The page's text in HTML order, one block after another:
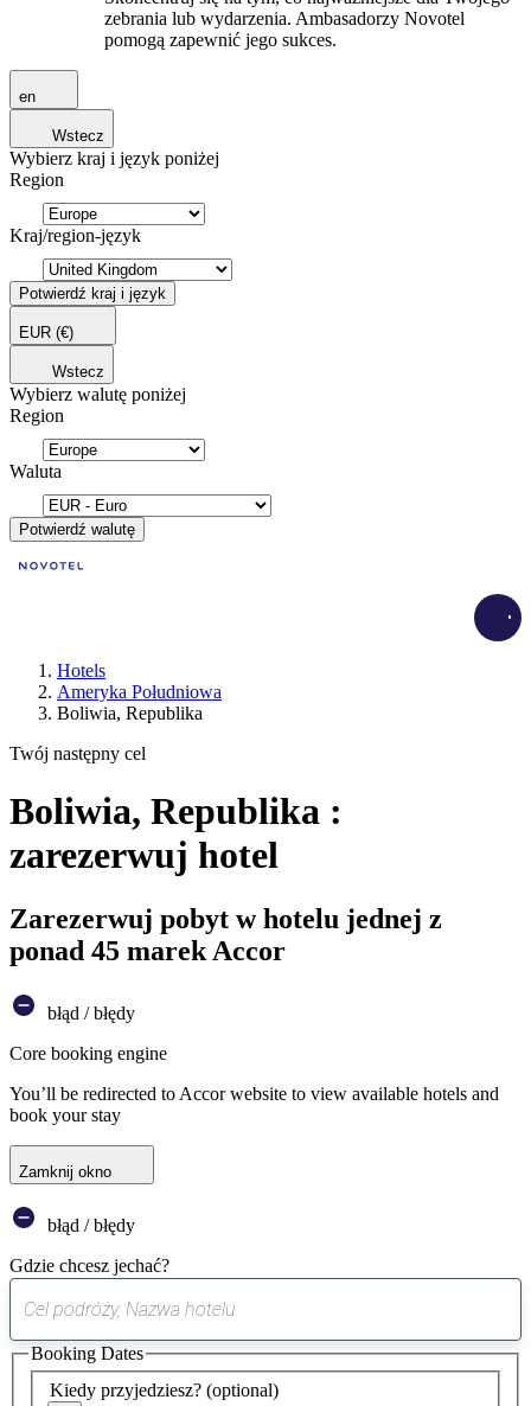
zebrania lub wydarzenia. Ambasadorzy Novotel
pomogą zapewnić jego sukces.
en
Wstecz
Wybierz kraj i język poniżej
Region
Kraj/region-język
Potwierdź kraj i język
EUR (€)
Wstecz
Wybierz walutę poniżej
Region
Waluta
Potwierdź walutę
Hotels
Ameryka Południowa
Boliwia, Republika
Twój następny cel
Boliwia, Republika :
zarezerwuj hotel
Zarezerwuj pobyt w hotelu jednej z
ponad 45 marek Accor
błąd / błędy
Core booking engine
You’ll be redirected to Accor website to view available hotels and
book your stay
Zamknij okno
błąd / błędy
Gdzie chcesz jechać?
sugestia
została
znaleziona
Kiedy przyjedziesz? (optional)
Booking Dates